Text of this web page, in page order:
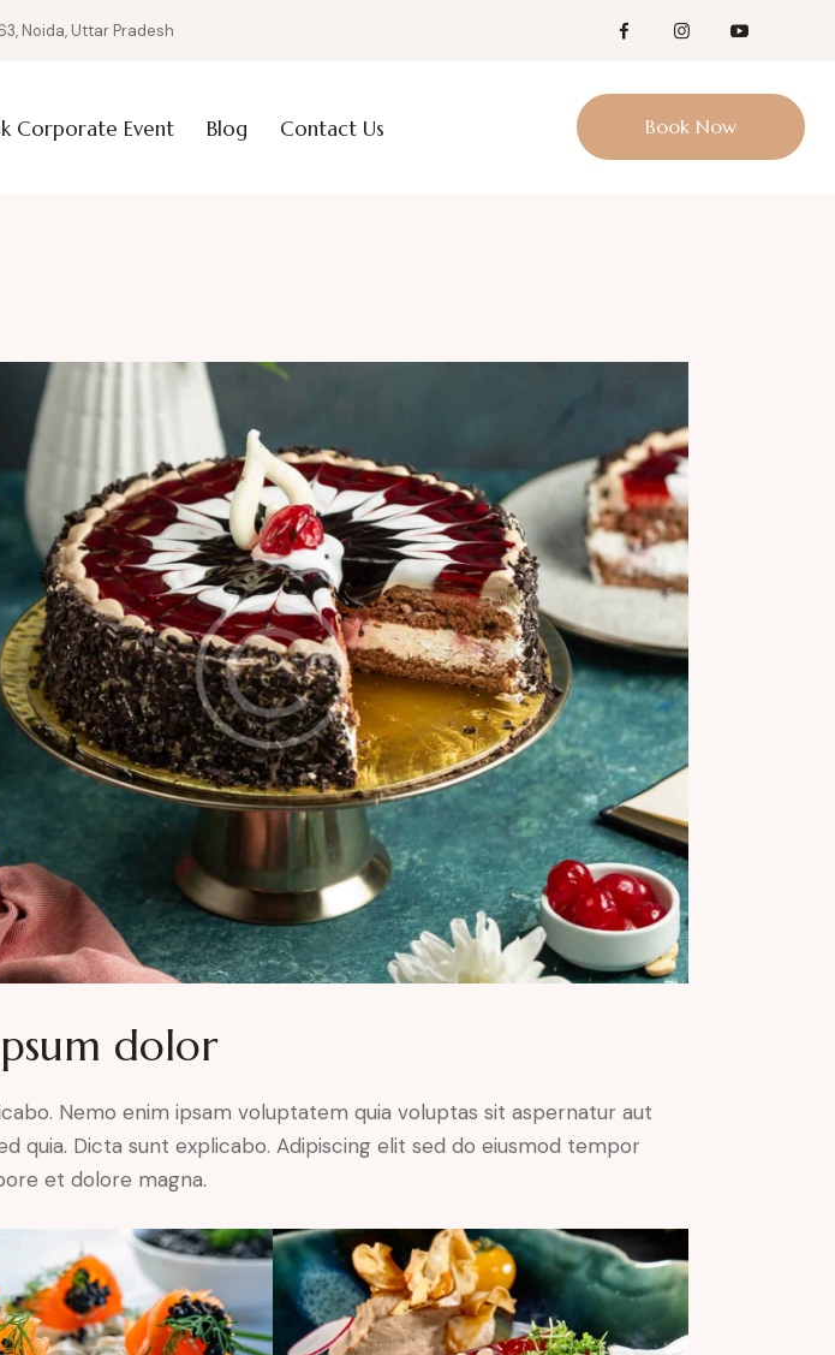
Noida, Uttar Pradesh
Corporate Event Blog Contact Us Book Now
dolor
Nemo enim ipsam voluptatem quia voluptas sit aspernatur aut
quia. Dicta sunt explicabo. Adipiscing elit sed do eiusmod tempor
et dolore magna.